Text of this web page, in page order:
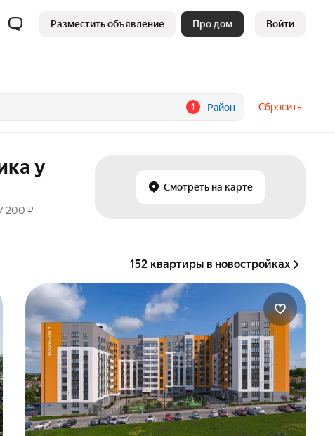
Разместить объявление Про дом Войти
1 Район Сбросить
у
200 ₽
Смотреть на карте
152 квартиры в новостройках